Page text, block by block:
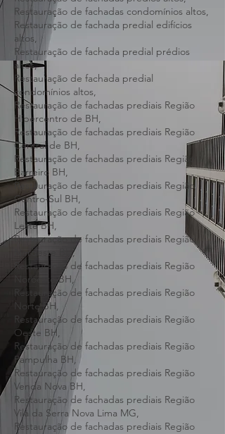
Restauração de fachadas edifícios altos,
Restauração de fachadas prédios altos,
Restauração de fachadas condomínios altos,
Restauração de fachada predial edifícios
altos,
Restauração de fachada predial prédios
altos,
Restauração de fachada predial
condomínios altos,
Restauração de fachadas prediais Região
Hipercentro de BH,
Restauração de fachadas prediais Região
Central de BH,
Restauração de fachadas prediais Região
Barreiro BH,
Restauração de fachadas prediais Região
Centro-Sul BH,
Restauração de fachadas prediais Região
Leste BH,
Restauração de fachadas prediais Região
Nordeste BH,
Restauração de fachadas prediais Região
Noroeste BH,
Restauração de fachadas prediais Região
Norte BH,
Restauração de fachadas prediais Região
Oeste BH,
Restauração de fachadas prediais Região
Pampulha BH,
Restauração de fachadas prediais Região
Venda Nova BH,
Restauração de fachadas prediais Região